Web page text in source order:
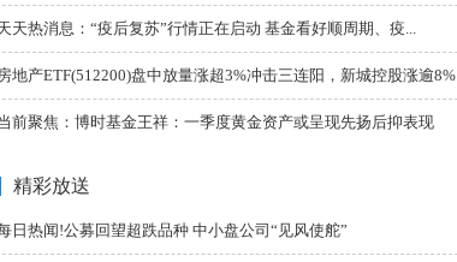
天热消息：“疫后复苏”行情正在启动 基金看好顺周期、疫...
地产ETF(512200)盘中放量涨超3%冲击三连阳，新城控股涨逾8%
前聚焦：博时基金王祥：一季度黄金资产或呈现先扬后抑表现
精彩放送
日热闻!公募回望超跌品种 中小盘公司“见风使舵”